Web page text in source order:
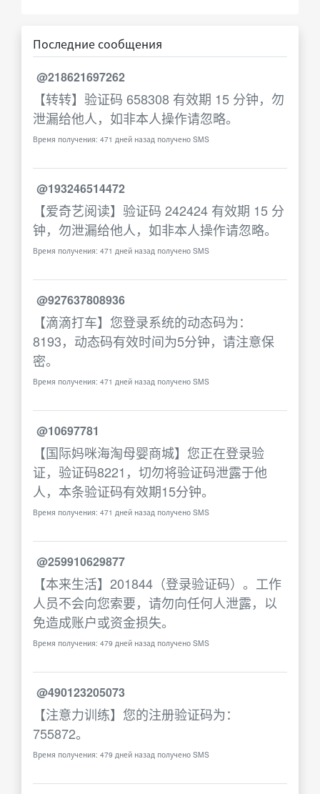
Последние сообщения
@218621697262
【转转】验证码 658308 有效期 15 分钟，勿
泄漏给他人，如非本人操作请忽略。
Время получения: 471 дней назад получено SMS
@193246514472
【爱奇艺阅读】验证码 242424 有效期 15 分
钟，勿泄漏给他人，如非本人操作请忽略。
Время получения: 471 дней назад получено SMS
@927637808936
【滴滴打车】您登录系统的动态码为：
8193，动态码有效时间为5分钟，请注意保
密。
Время получения: 471 дней назад получено SMS
@10697781
【国际妈咪海淘母婴商城】您正在登录验
证，验证码8221，切勿将验证码泄露于他
人，本条验证码有效期15分钟。
Время получения: 471 дней назад получено SMS
@259910629877
【本来生活】201844（登录验证码）。工作
人员不会向您索要，请勿向任何人泄露，以
免造成账户或资金损失。
Время получения: 479 дней назад получено SMS
@490123205073
【注意力训练】您的注册验证码为：
755872。
Время получения: 479 дней назад получено SMS